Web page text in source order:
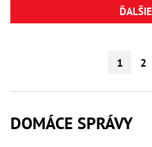
1 2
DOMÁCE SPRÁVY